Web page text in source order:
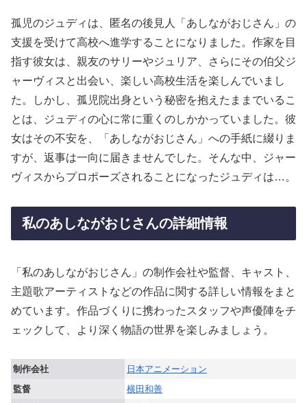
孤児のジュディは、匿名の後見人「あしながおじさん」の
支援を受けて高校へ進学することになりました。作家を目
指す彼女は、親友のサリーやジュリア、さらにその伯父ジ
ャーヴィスと出会い、楽しい高校生活を楽しんでいまし
た。しかし、孤児院出身という秘密を抱えたままでいるこ
とは、ジュディの心に常に重くのしかかっていました。彼
女はその不安を、「あしながおじさん」への手紙に綴りま
すが、返事は一向に届きませんでした。そんな中、ジャー
ヴィスからプロポーズされることになったジュディは…。
私のあしながおじさんの詳細情報
「私のあしながおじさん」の制作会社や監督、キャスト、
主題歌アーティストなどの作品に関する詳しい情報をまと
めています。作品づくりに携わったスタッフや声優陣をチ
ェックして、より深く物語の世界を楽しみましょう。
制作会社
日本アニメーション
監督
横田和善